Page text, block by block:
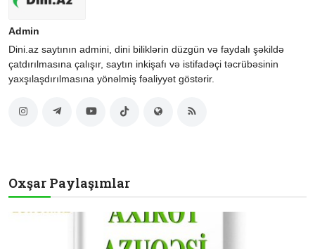
Admin
Dini.az saytının admini, dini biliklərin düzgün və faydalı şəkildə
çatdırılmasına çalışır, saytın inkişafı və istifadəçi təcrübəsinin
yaxşılaşdırılmasına yönəlmiş fəaliyyət göstərir.
Oxşar Paylaşımlar